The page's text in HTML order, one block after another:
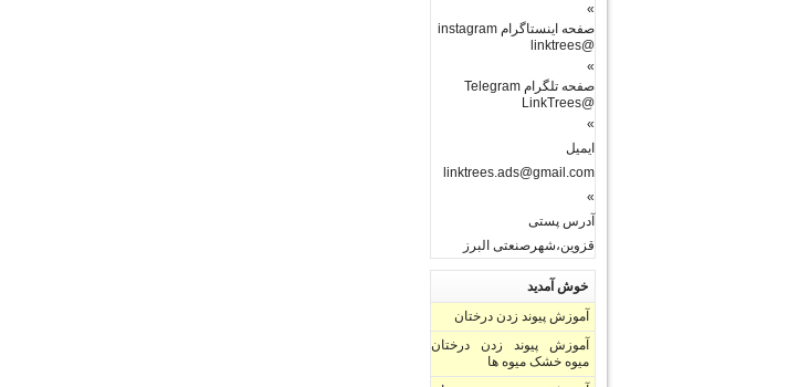
»
صفحه اینستاگرام instagram
@linktrees
»
صفحه تلگرام Telegram
@LinkTrees
»
ایمیل
linktrees.ads@gmail.com
»
آدرس پستی
قزوین،شهرصنعتی البرز
خوش آمدید
آموزش پیوند زدن درختان
آموزش پیوند زدن درختان
میوه خشک میوه ها